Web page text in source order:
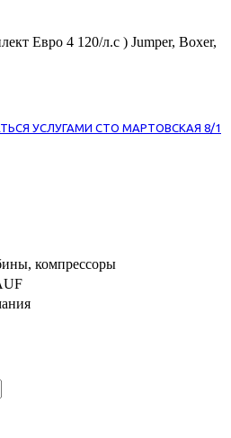
Евро 4 120/л.с ) Jumper, Boxer,
УСЛУГАМИ СТО МАРТОВСКАЯ 8/1
компрессоры